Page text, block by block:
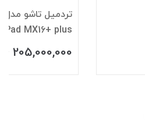
MX16+ plus
205,000,000